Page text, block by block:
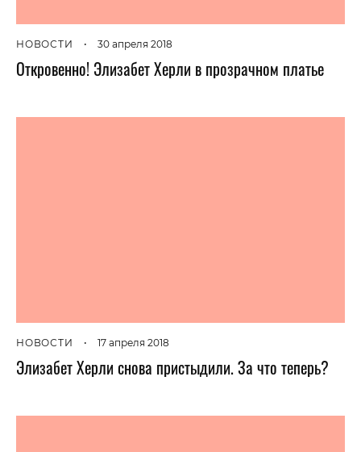
НОВОСТИ • 30 апреля 2018
Откровенно! Элизабет Херли в прозрачном платье
НОВОСТИ • 17 апреля 2018
Элизабет Херли снова пристыдили. За что теперь?